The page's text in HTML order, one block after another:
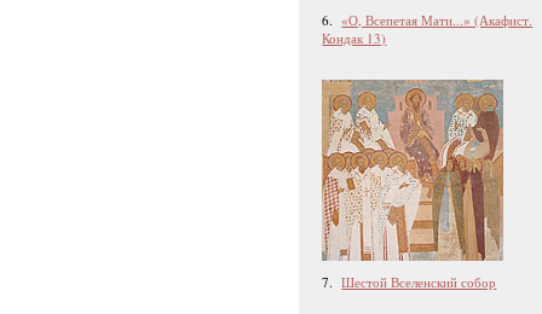
6. «О, Всепетая Мати...» (Акафист.
Кондак 13)
7.Шестой Вселенский собор